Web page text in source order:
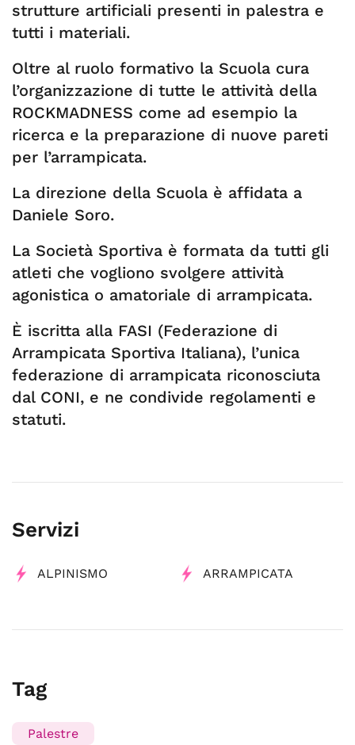
strutture artificiali presenti in palestra e
tutti i materiali.
Oltre al ruolo formativo la Scuola cura
l’organizzazione di tutte le attività della
ROCKMADNESS come ad esempio la
ricerca e la preparazione di nuove pareti
per l’arrampicata.
La direzione della Scuola è affidata a
Daniele Soro.
La Società Sportiva è formata da tutti gli
atleti che vogliono svolgere attività
agonistica o amatoriale di arrampicata.
È iscritta alla FASI (Federazione di
Arrampicata Sportiva Italiana), l’unica
federazione di arrampicata riconosciuta
dal CONI, e ne condivide regolamenti e
statuti.
Servizi
ALPINISMO ARRAMPICATA
Tag
Palestre